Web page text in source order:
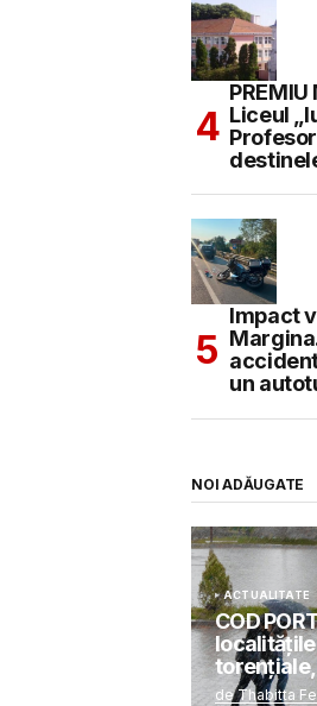
Liceul
Impact
un
NOI ADĂUGATE
ACTUALITATE
COD
de Thabitta